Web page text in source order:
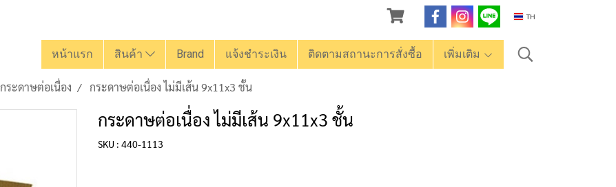
TH
หน้าแรก สินค้า Brand แจ้งชำระเงิน ติดตามสถานะการสั่งซื้อ เพิ่มเติม
กระดาษต่อเนื่อง กระดาษต่อเนื่อง ไม่มีเส้น 9x11x3 ชั้น
กระดาษต่อเนื่อง ไม่มีเส้น 9x11x3 ชั้น
SKU : 440-1113